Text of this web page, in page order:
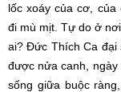
lốc xoáy của cơ, của
đi mù mịt. Tự do ở
ai? Đức Thích Ca đại
được nửa canh,
sống giữa buộc